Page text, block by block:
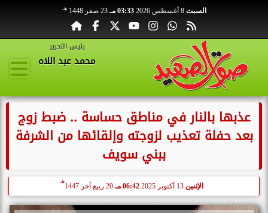
السبت 8 أغسطس 2026 03:33 مـ 23 صفر 1448 هـ
رئيس التحرير
محمد عبد اللاه
عذبها بالنار في مناطق حساسة .. ضبط زوج
بعد حفلة تعذيب لزوجته وإلقائها من الشرفة
ببني سويف
الإثنين 06:42 مـ 20 ربيع آخر 1447
هـ